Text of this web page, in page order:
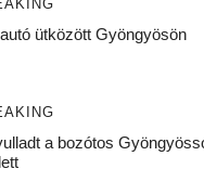
ütközött Gyöngyösön
a bozótos